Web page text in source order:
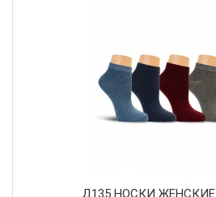
Д135 НОСКИ